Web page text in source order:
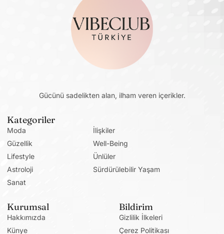
Gücünü sadelikten alan, ilham veren içerikler.
Kategoriler
Moda
Güzellik
Lifestyle
Astroloji
Sanat
İlişkiler
Well-Being
Ünlüler
Sürdürülebilir Yaşam
Kurumsal
Hakkımızda
Künye
Bildirim
Gizlilik İlkeleri
Çerez Politikası